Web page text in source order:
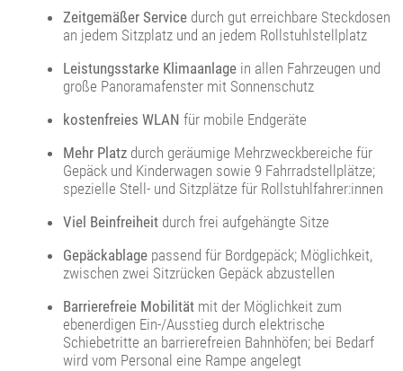
Zeitgemäßer Service durch gut erreichbare Steckdosen
an jedem Sitzplatz und an jedem Rollstuhlstellplatz
Leistungsstarke Klimaanlage in allen Fahrzeugen und
große Panoramafenster mit Sonnenschutz
kostenfreies WLAN für mobile Endgeräte
Mehr Platz durch geräumige Mehrzweckbereiche für
Gepäck und Kinderwagen sowie 9 Fahrradstellplätze;
spezielle Stell- und Sitzplätze für Rollstuhlfahrer:innen
Viel Beinfreiheit durch frei aufgehängte Sitze
Gepäckablage passend für Bordgepäck; Möglichkeit,
zwischen zwei Sitzrücken Gepäck abzustellen
Barrierefreie Mobilität mit der Möglichkeit zum
ebenerdigen Ein-/Ausstieg durch elektrische
Schiebetritte an barrierefreien Bahnhöfen; bei Bedarf
wird vom Personal eine Rampe angelegt